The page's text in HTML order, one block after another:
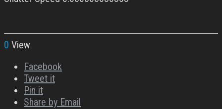
0 View
Facebook
Tweet it
Pin it
Share by Email